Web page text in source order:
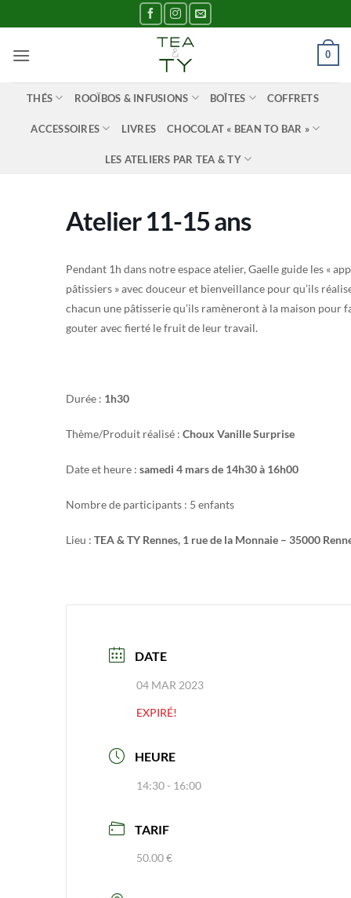
au
contenu
0
THÉS ROOÏBOS & INFUSIONS BOÎTES COFFRETS
ACCESSOIRES LIVRES CHOCOLAT « BEAN TO BAR »
LES ATELIERS PAR TEA & TY
Atelier 11-15 ans
Pendant 1h dans notre espace atelier, Gaelle guide les «
pâtissiers » avec douceur et bienveillance pour qu’ils
chacun une pâtisserie qu’ils ramèneront à la maison pour
gouter avec fierté le fruit de leur travail.
Durée : 1h30
Thème/Produit réalisé : Choux Vanille Surprise
Date et heure : samedi 4 mars de 14h30 à 16h00
Nombre de participants : 5 enfants
Lieu : TEA & TY Rennes, 1 rue de la Monnaie – 35000
DATE
04 MAR 2023
EXPIRÉ!
HEURE
14:30 - 16:00
TARIF
50.00 €